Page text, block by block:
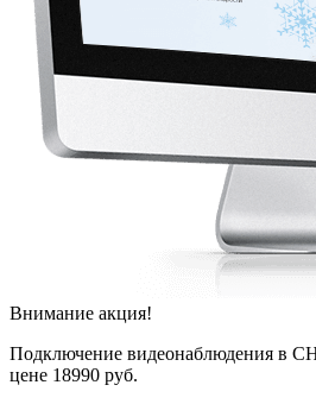
Внимание акция!
Подключение видеонаблюдения в
цене 18990 руб.